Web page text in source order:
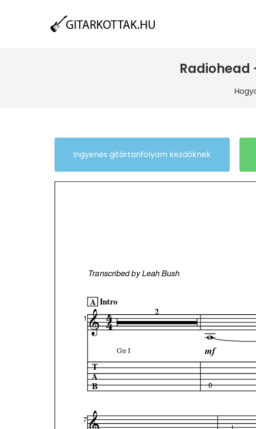
Ingyenes gitártanfolyam kezdőknek